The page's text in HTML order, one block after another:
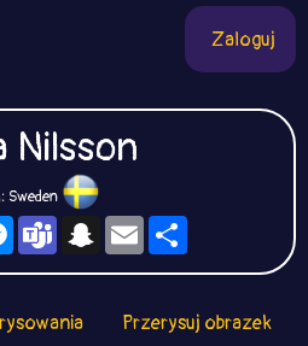
Zaloguj
Nilsson
Sweden
MessengerTeamsSnapchat
Email
Przerysuj obrazek